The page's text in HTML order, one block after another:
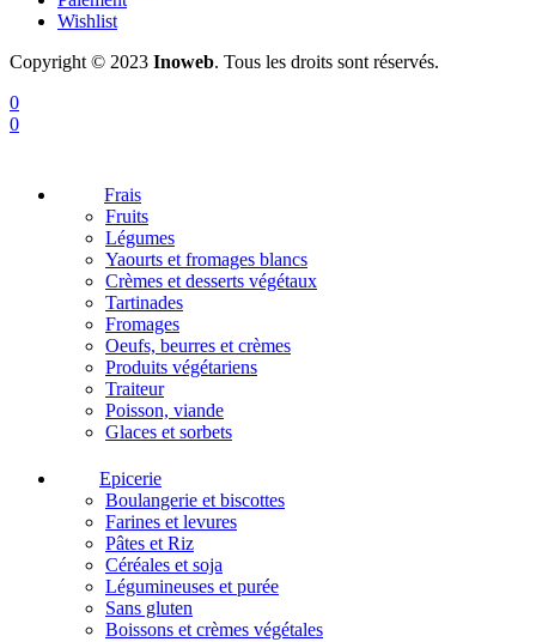
Wishlist
Copyright © 2023 Inoweb. Tous les droits sont réservés.
0
0
Frais
Fruits
Légumes
Yaourts et fromages blancs
Crèmes et desserts végétaux
Tartinades
Fromages
Oeufs, beurres et crèmes
Produits végétariens
Traiteur
Poisson, viande
Glaces et sorbets
Epicerie
Boulangerie et biscottes
Farines et levures
Pâtes et Riz
Céréales et soja
Légumineuses et purée
Sans gluten
Boissons et crèmes végétales